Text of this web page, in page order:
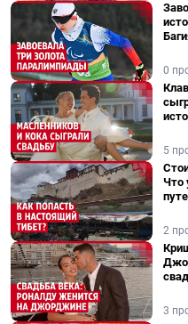
0
5
Что
2
3